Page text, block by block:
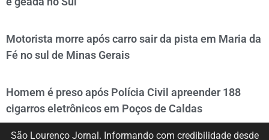
Motorista morre após carro sair da pista em Maria da
Fé no sul de Minas Gerais
Homem é preso após Polícia Civil apreender 188
cigarros eletrônicos em Poços de Caldas
São Lourenço Jornal. Informando com credibilidade desde